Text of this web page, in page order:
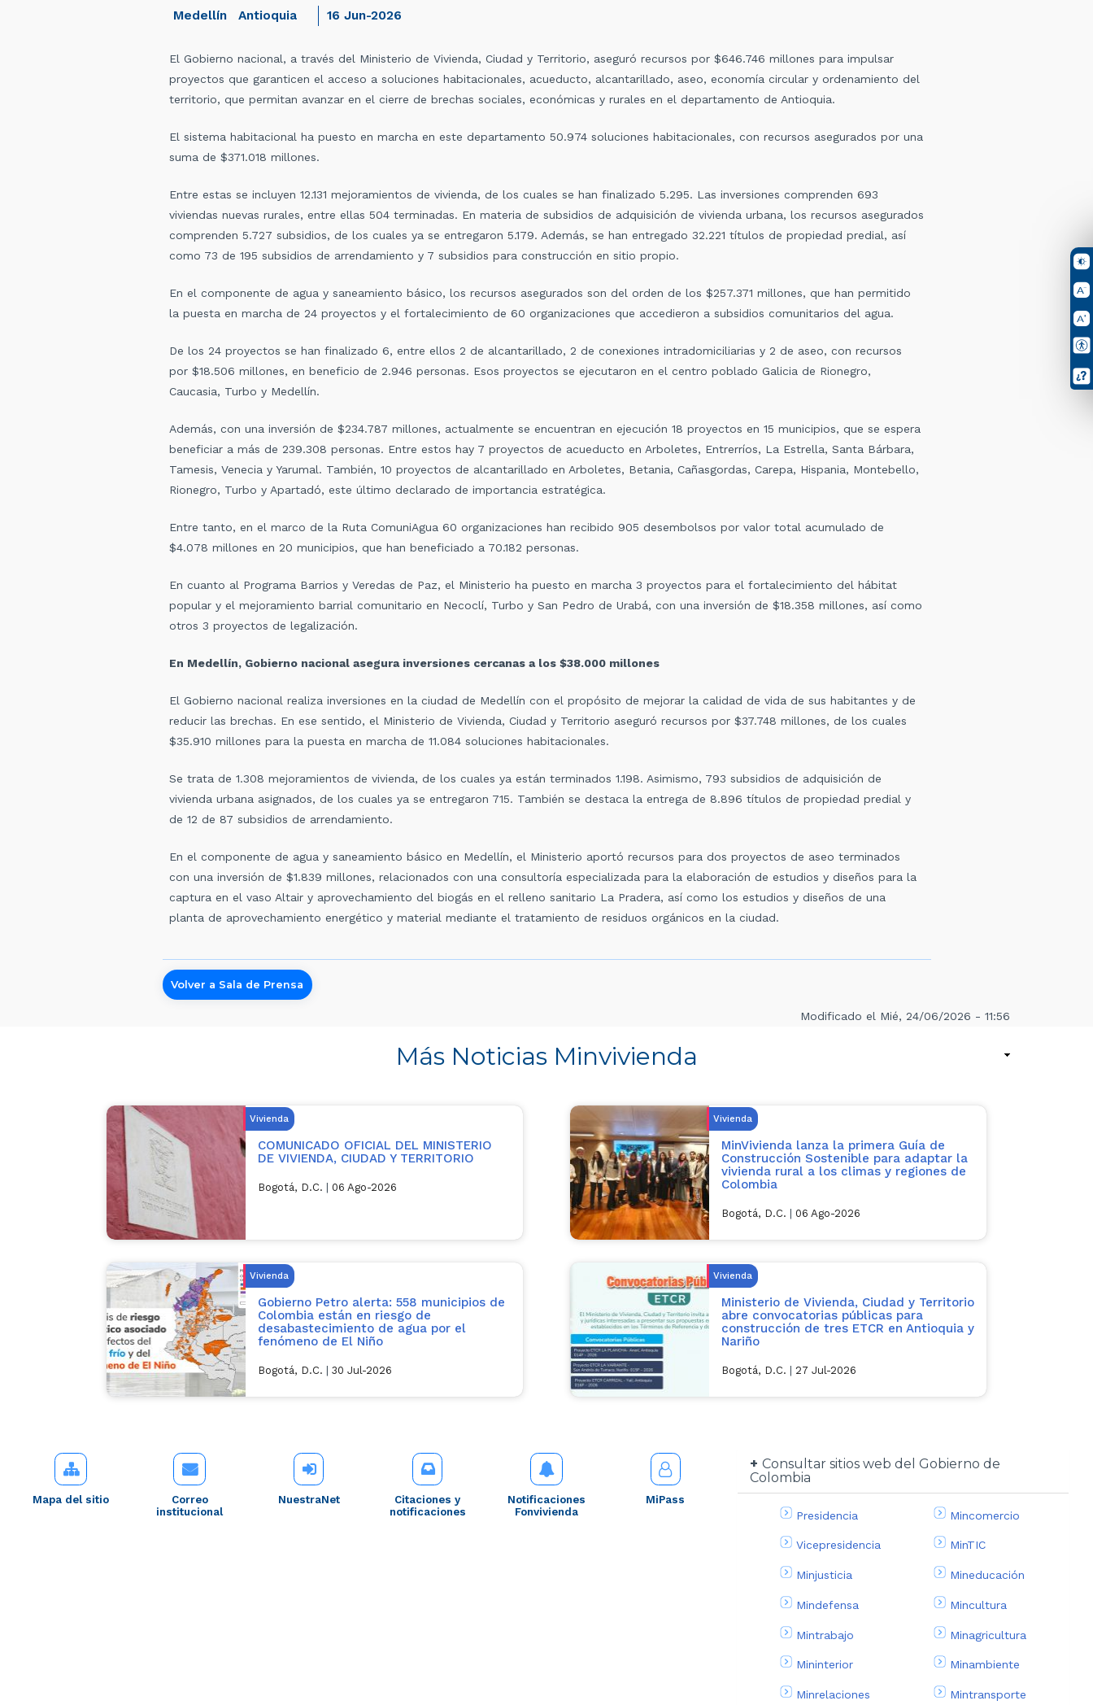
Antioquia
Medellín 16 Jun-2026
El Gobierno nacional, a través del Ministerio de Vivienda, Ciudad y Territorio, aseguró recursos por $646.746 millones para impulsar
proyectos que garanticen el acceso a soluciones habitacionales, acueducto, alcantarillado, aseo, economía circular y ordenamiento del
territorio, que permitan avanzar en el cierre de brechas sociales, económicas y rurales en el departamento de Antioquia.
El sistema habitacional ha puesto en marcha en este departamento 50.974 soluciones habitacionales, con recursos asegurados por una
suma de $371.018 millones.
Entre estas se incluyen 12.131 mejoramientos de vivienda, de los cuales se han finalizado 5.295. Las inversiones comprenden 693
viviendas nuevas rurales, entre ellas 504 terminadas. En materia de subsidios de adquisición de vivienda urbana, los recursos asegurados
comprenden 5.727 subsidios, de los cuales ya se entregaron 5.179. Además, se han entregado 32.221 títulos de propiedad predial, así
como 73 de 195 subsidios de arrendamiento y 7 subsidios para construcción en sitio propio.
En el componente de agua y saneamiento básico, los recursos asegurados son del orden de los $257.371 millones, que han permitido
la puesta en marcha de 24 proyectos y el fortalecimiento de 60 organizaciones que accedieron a subsidios comunitarios del agua.
De los 24 proyectos se han finalizado 6, entre ellos 2 de alcantarillado, 2 de conexiones intradomiciliarias y 2 de aseo, con recursos
por $18.506 millones, en beneficio de 2.946 personas. Esos proyectos se ejecutaron en el centro poblado Galicia de Rionegro,
Caucasia, Turbo y Medellín.
Además, con una inversión de $234.787 millones, actualmente se encuentran en ejecución 18 proyectos en 15 municipios, que se espera
beneficiar a más de 239.308 personas. Entre estos hay 7 proyectos de acueducto en Arboletes, Entrerríos, La Estrella, Santa Bárbara,
Tamesis, Venecia y Yarumal. También, 10 proyectos de alcantarillado en Arboletes, Betania, Cañasgordas, Carepa, Hispania, Montebello,
Rionegro, Turbo y Apartadó, este último declarado de importancia estratégica.
Entre tanto, en el marco de la Ruta ComuniAgua 60 organizaciones han recibido 905 desembolsos por valor total acumulado de
$4.078 millones en 20 municipios, que han beneficiado a 70.182 personas.
En cuanto al Programa Barrios y Veredas de Paz, el Ministerio ha puesto en marcha 3 proyectos para el fortalecimiento del hábitat
popular y el mejoramiento barrial comunitario en Necoclí, Turbo y San Pedro de Urabá, con una inversión de $18.358 millones, así como
otros 3 proyectos de legalización.
En Medellín, Gobierno nacional asegura inversiones cercanas a los $38.000 millones
El Gobierno nacional realiza inversiones en la ciudad de Medellín con el propósito de mejorar la calidad de vida de sus habitantes y de
reducir las brechas. En ese sentido, el Ministerio de Vivienda, Ciudad y Territorio aseguró recursos por $37.748 millones, de los cuales
$35.910 millones para la puesta en marcha de 11.084 soluciones habitacionales.
Se trata de 1.308 mejoramientos de vivienda, de los cuales ya están terminados 1.198. Asimismo, 793 subsidios de adquisición de
vivienda urbana asignados, de los cuales ya se entregaron 715. También se destaca la entrega de 8.896 títulos de propiedad predial y
de 12 de 87 subsidios de arrendamiento.
En el componente de agua y saneamiento básico en Medellín, el Ministerio aportó recursos para dos proyectos de aseo terminados
con una inversión de $1.839 millones, relacionados con una consultoría especializada para la elaboración de estudios y diseños para la
captura en el vaso Altair y aprovechamiento del biogás en el relleno sanitario La Pradera, así como los estudios y diseños de una
planta de aprovechamiento energético y material mediante el tratamiento de residuos orgánicos en la ciudad.
Volver a Sala de Prensa
Modificado el Mié, 24/06/2026 - 11:56
Más Noticias Minvivienda
Vivienda
COMUNICADO OFICIAL DEL MINISTERIO
DE VIVIENDA, CIUDAD Y TERRITORIO
Bogotá, D.C. 06 Ago-2026
Vivienda
MinVivienda lanza la primera Guía de
Construcción Sostenible para adaptar la
vivienda rural a los climas y regiones de
Colombia
Bogotá, D.C. 06 Ago-2026
Vivienda
Gobierno Petro alerta: 558 municipios de
Colombia están en riesgo de
desabastecimiento de agua por el
fenómeno de El Niño
Bogotá, D.C. 30 Jul-2026
Vivienda
Ministerio de Vivienda, Ciudad y Territorio
abre convocatorias públicas para
construcción de tres ETCR en Antioquia y
Nariño
Bogotá, D.C. 27 Jul-2026
Mapa del sitio
Correo
institucional
NuestraNet
Citaciones y
notificaciones
Notificaciones
Fonvivienda
MiPass
Consultar sitios web del Gobierno de
Colombia
Presidencia
Vicepresidencia
Minjusticia
Mindefensa
Mintrabajo
Mininterior
Minrelaciones
Mincomercio
MinTIC
Mineducación
Mincultura
Minagricultura
Minambiente
Mintransporte